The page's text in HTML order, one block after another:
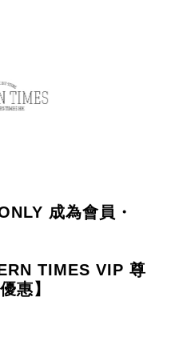
成為會員・
TIMES VIP 尊
惠】